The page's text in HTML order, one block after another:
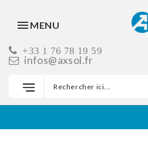
MENU
+33 1 76 78 19 59
infos@axsol.fr
Accueil Marques